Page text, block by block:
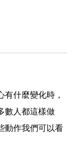
什麼變化時，
數人都這樣做
動作我們可以看